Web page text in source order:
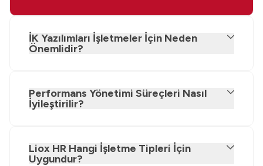
İK Yazılımları İşletmeler İçin Neden
Önemlidir?
Performans Yönetimi Süreçleri Nasıl
İyileştirilir?
Liox HR Hangi İşletme Tipleri İçin
Uygundur?